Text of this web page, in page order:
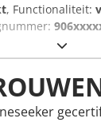
, Functionaliteit:
, draagvermogen:
1.761
triplex ,
, leeggewicht:
Elektro,